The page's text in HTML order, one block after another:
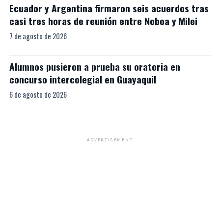
Ecuador y Argentina firmaron seis acuerdos tras
casi tres horas de reunión entre Noboa y Milei
7 de agosto de 2026
Alumnos pusieron a prueba su oratoria en
concurso intercolegial en Guayaquil
6 de agosto de 2026
ADVERTISEMENT